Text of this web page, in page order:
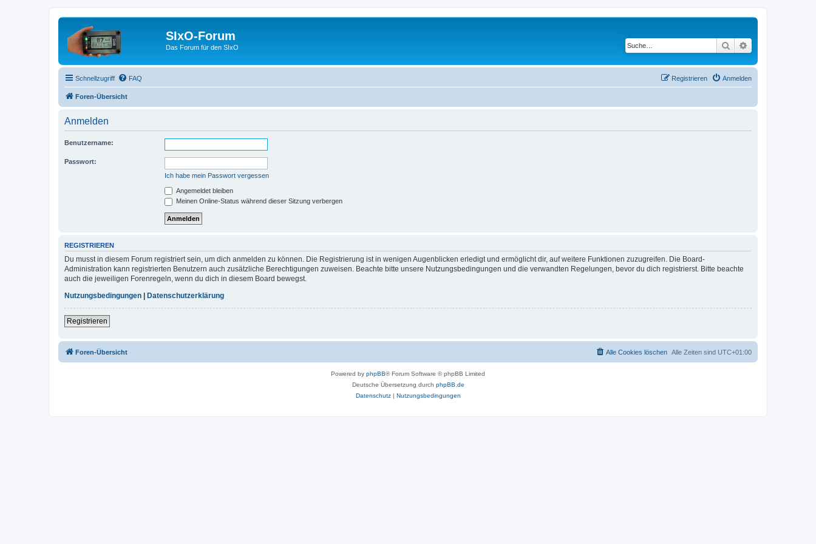
SIxO-Forum
Das Forum für den SIxO Suche
Schnellzugriff FAQ Anmelden
Registrieren
Foren-Übersicht
Anmelden
Benutzername:
Passwort:
Ich habe mein Passwort vergessen
Angemeldet bleiben
Meinen Online-Status während dieser Sitzung verbergen
REGISTRIEREN
Du musst in diesem Forum registriert sein, um dich anmelden zu können. Die Registrierung ist in wenigen Augenblicken erledigt und ermöglicht dir, auf weitere Funktionen zuzugreifen. Die Board-
Administration kann registrierten Benutzern auch zusätzliche Berechtigungen zuweisen. Beachte bitte unsere Nutzungsbedingungen und die verwandten Regelungen, bevor du dich registrierst. Bitte beachte
auch die jeweiligen Forenregeln, wenn du dich in diesem Board bewegst.
Nutzungsbedingungen
Datenschutzerklärung
Registrieren
Foren-Übersicht Alle Zeiten sind UTC+01:00
Alle Cookies löschen
Powered by phpBB® Forum Software © phpBB Limited
Deutsche Übersetzung durch phpBB.de
Datenschutz| Nutzungsbedingungen